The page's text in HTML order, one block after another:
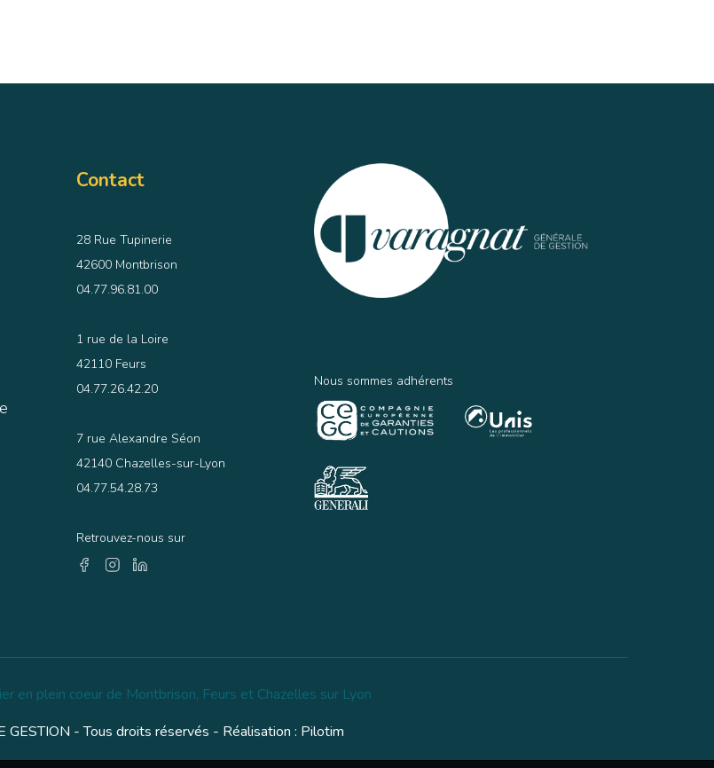
Contact
28 Rue Tupinerie
42600 Montbrison
04.77.96.81.00
1 rue de la Loire
42110 Feurs
04.77.26.42.20
7 rue Alexandre Séon
42140 Chazelles-sur-Lyon
04.77.54.28.73
Retrouvez-nous sur
Nous sommes adhérents
en plein coeur de Montbrison, Feurs et Chazelles sur Lyon
GESTION - Tous droits réservés - Réalisation : Pilotim